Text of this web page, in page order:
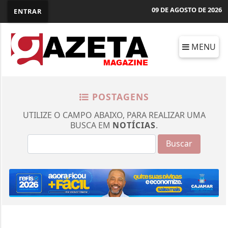
ENTRAR 09 DE AGOSTO DE 2026
MENU
POSTAGENS
UTILIZE O CAMPO ABAIXO, PARA REALIZAR UMA
BUSCA EM NOTÍCIAS.
Buscar